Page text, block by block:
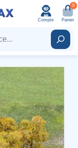
Compte
0
Panier